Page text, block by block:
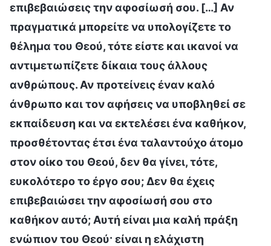
επιβεβαιώσεις την αφοσίωσή σου. […] Αν
πραγματικά μπορείτε να υπολογίζετε το
θέλημα του Θεού, τότε είστε και ικανοί να
αντιμετωπίζετε δίκαια τους άλλους
ανθρώπους. Αν προτείνεις έναν καλό
άνθρωπο και τον αφήσεις να υποβληθεί σε
εκπαίδευση και να εκτελέσει ένα καθήκον,
προσθέτοντας έτσι ένα ταλαντούχο άτομο
στον οίκο του Θεού, δεν θα γίνει, τότε,
ευκολότερο το έργο σου; Δεν θα έχεις
επιβεβαιώσει την αφοσίωσή σου στο
καθήκον αυτό; Αυτή είναι μια καλή πράξη
ενώπιον του Θεού· είναι η ελάχιστη